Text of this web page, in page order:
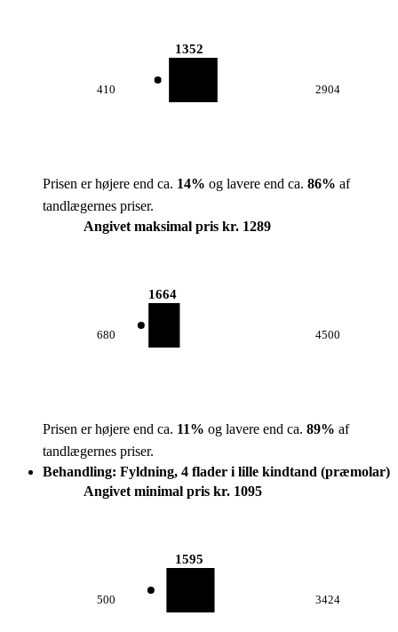
410
1352
2904
Prisen er højere end ca. 14% og lavere end ca. 86% af
tandlægernes priser.
Angivet maksimal pris kr. 1289
680
1664
4500
Prisen er højere end ca. 11% og lavere end ca. 89% af
tandlægernes priser.
Behandling: Fyldning, 4 flader i lille kindtand (præmolar)
Angivet minimal pris kr. 1095
500
1595
3424